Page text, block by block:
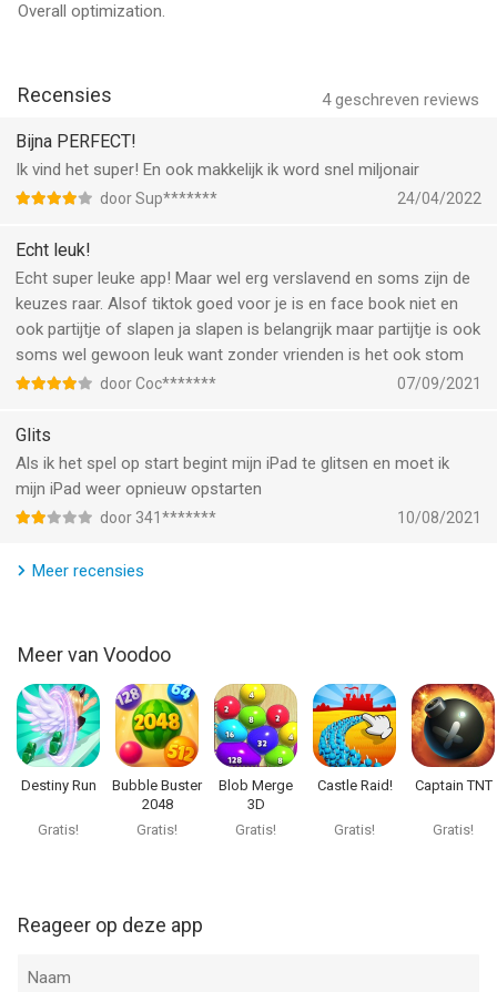
Overall optimization.
4geschreven reviews
Recensies
Bijna PERFECT!
Ik vind het super! En ook makkelijk ik word snel miljonair
door Sup******* 24/04/2022
Echt leuk!
Echt super leuke app! Maar wel erg verslavend en soms zijn de
keuzes raar. Alsof tiktok goed voor je is en face book niet en
ook partijtje of slapen ja slapen is belangrijk maar partijtje is ook
soms wel gewoon leuk want zonder vrienden is het ook stom
door Coc******* 07/09/2021
Glits
Als ik het spel op start begint mijn iPad te glitsen en moet ik
mijn iPad weer opnieuw opstarten
door 341******* 10/08/2021
Meer recensies
Meer van Voodoo
Destiny Run
Gratis!
Bubble Buster
2048
Gratis!
Blob Merge
3D
Gratis!
Castle Raid!
Gratis!
Captain TNT
Gratis!
Reageer op deze app